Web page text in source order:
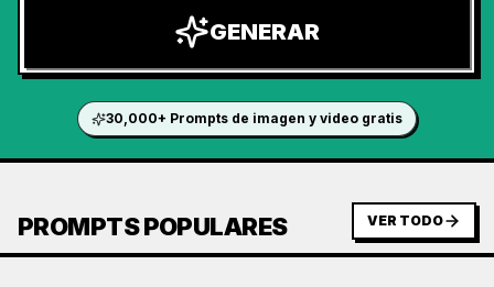
GENERAR
30,000+ Prompts de imagen y video gratis
PROMPTS POPULARES VER TODO